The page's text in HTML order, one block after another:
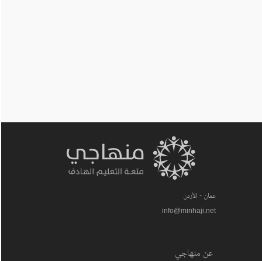
عمان - الأردن
info@minhaji.net
عن منهاجي